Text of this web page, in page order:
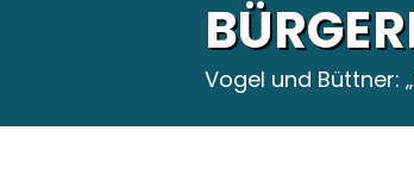
Vogel und Büttner: